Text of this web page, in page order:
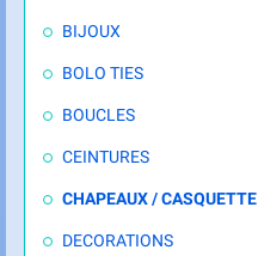
BIJOUX
BOLO TIES
BOUCLES
CEINTURES
CHAPEAUX / CASQUETTE
DECORATIONS